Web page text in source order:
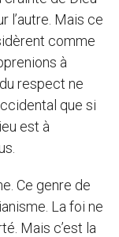
l’autre. Mais ce
comme
à
respect ne
que si
est à
Ce genre de
La foi ne
Mais c’est la